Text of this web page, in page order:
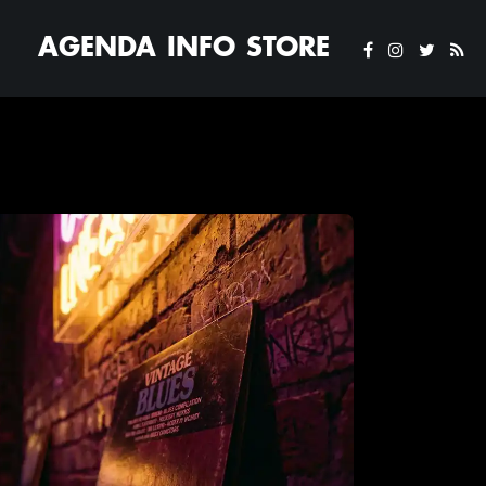
AGENDA INFO STORE